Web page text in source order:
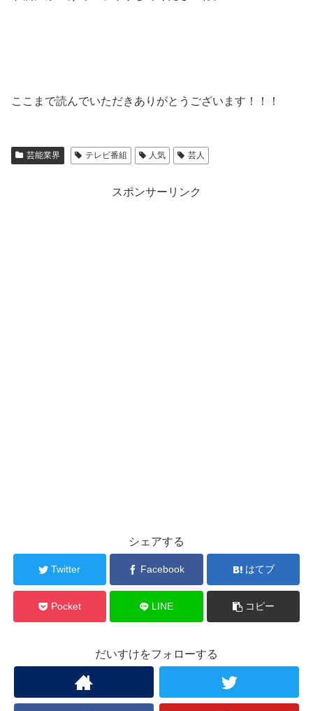
ここまで読んでいただきありがとうございます！！！
芸能業界 テレビ番組 人気 芸人
スポンサーリンク
シェアする
Twitter Facebook はてブ
Pocket LINE コピー
だいすけをフォローする